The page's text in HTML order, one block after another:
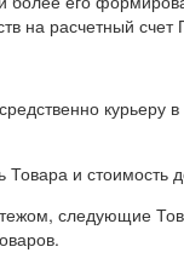
на расчетный счет
Товара и
следующие